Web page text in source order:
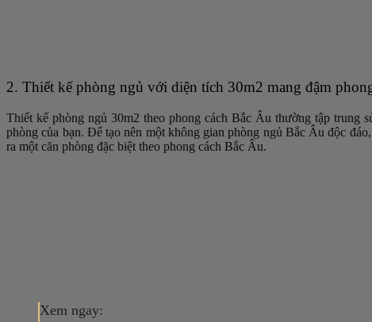
2. Thiết kế phòng ngủ với diện tích 30m2 mang đậm
Thiết kế phòng ngủ 30m2 theo phong cách Bắc Âu thường tập trung
phòng của bạn. Để tạo nên một không gian phòng ngủ Bắc Âu độc
ra một căn phòng đặc biệt theo phong cách Bắc Âu.
Xem ngay: